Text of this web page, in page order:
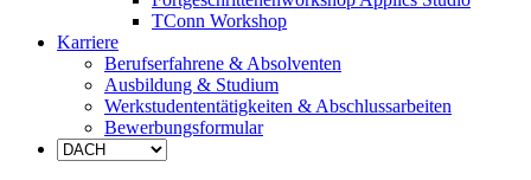
TConn Workshop
Karriere
Berufserfahrene & Absolventen
Ausbildung & Studium
Werkstudententätigkeiten & Abschlussarbeiten
Bewerbungsformular